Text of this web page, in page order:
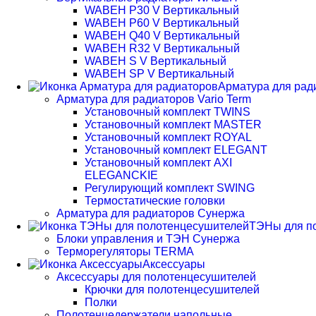
WABEH P30 V Вертикальный
WABEH P60 V Вертикальный
WABEH Q40 V Вертикальный
WABEH R32 V Вертикальный
WABEH S V Вертикальный
WABEH SP V Вертикальный
Арматура для
Арматура для радиаторов Vario Term
Установочный комплект TWINS
Установочный комплект MASTER
Установочный комплект ROYAL
Установочный комплект ELEGANT
Установочный комплект AXI
ELEGANCKIE
Регулирующий комплект SWING
Термостатические головки
Арматура для радиаторов Сунержа
ТЭНы для
Блоки управления и ТЭН Сунержа
Терморегуляторы TERMA
Аксессуары
Аксессуары для полотенцесушителей
Крючки для полотенцесушителей
Полки